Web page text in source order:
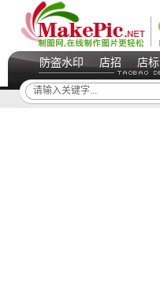
防盗水印 店招 店标